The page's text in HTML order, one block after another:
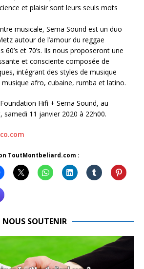
et plaisir sont leurs seuls mots
musicale, Sema Sound est un duo
autour de l’amour du reggae
60’s et 70’s. Ils nous proposeront une
et consciente composée de
intégrant des styles de musique
afro, cubaine, rumba et latino.
Hifi + Sema Sound, au
samedi 11 janvier 2020 à 22h00.
ToutMontbeliard.com :
NOUS SOUTENIR